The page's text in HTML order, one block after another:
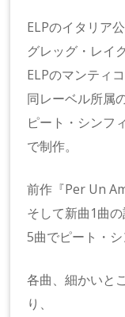
ELPのイタリア
グレッグ・レイ
ELPのマンティ
同レーベル所属
ピート・シンフ
で制作。
前作『Per Un
そして新曲1曲の
5曲でピート・
各曲、細かいと
り、